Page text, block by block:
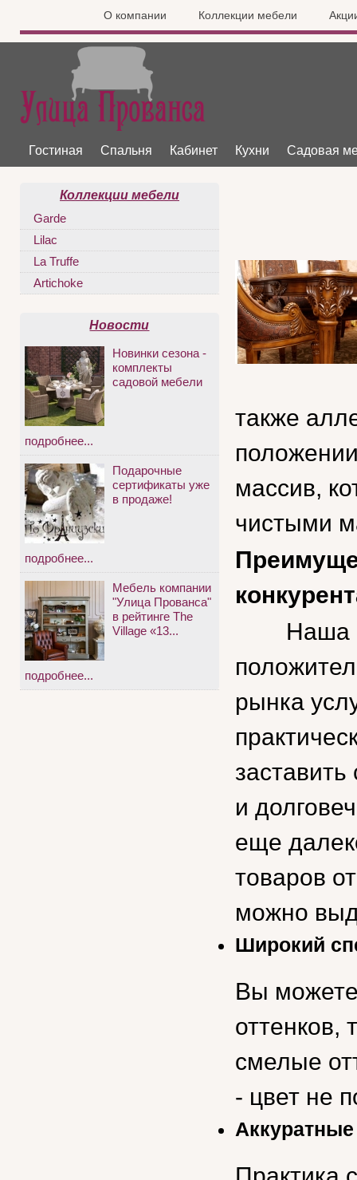
О компании Коллекции мебели
Гостиная Спальня Кабинет Кухни Садовая
также
массив,
чистыми
Наша
рынка
и
еще
товаров
можно
Широкий
Вы
оттенков,
смелые
- цвет не
Коллекции мебели
Garde
Lilac
La Truffe
Artichoke
Новости
Новинки сезона -
комплекты
садовой мебели
подробнее...
Подарочные
сертификаты уже
в продаже!
подробнее...
Мебель компании
"Улица Прованса"
в рейтинге The
Village «13...
подробнее...